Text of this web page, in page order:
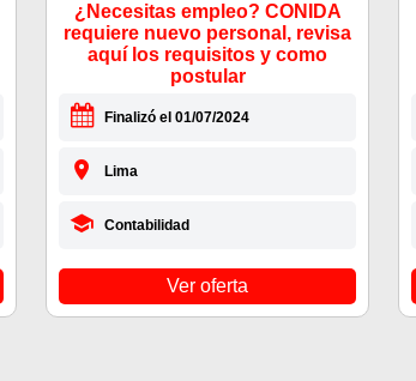
¿Necesitas empleo? CONIDA
requiere nuevo personal, revisa
aquí los requisitos y como
postular
Finalizó el 01/07/2024
Lima
Contabilidad
Ver oferta